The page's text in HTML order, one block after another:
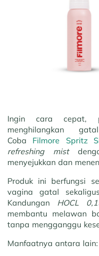
Ingin cara cepat,
menghilangkan
Coba Filmore Spritz
refreshing mist
menyejukkan dan
Produk ini berfungsi
vagina gatal
Kandungan HOCL
membantu melawan
tanpa mengganggu
Manfaatnya antara lain: